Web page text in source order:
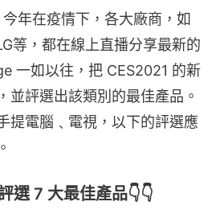
年在疫情下，各大廠商，如
等，都在線上直播分享最新的
一如以往，把 CES2021 的新
並評選出該類別的最佳產品。
提電腦﹑電視，以下的評選應
選 7 大最佳產品👇👇